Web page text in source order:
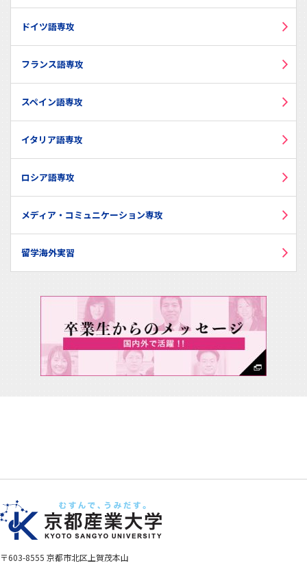
ドイツ語専攻
フランス語専攻
スペイン語専攻
イタリア語専攻
ロシア語専攻
メディア・コミュニケーション専攻
留学海外実習
〒603-8555 京都市北区上賀茂本山